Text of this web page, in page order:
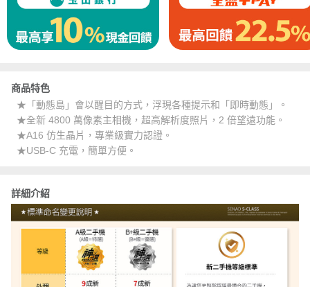
商品特色
★「動態島」會以醒目的方式，浮現各種提示和「即時動態」。
★全新 4800 萬像素主相機，超高解析度照片，2 倍望遠功能。
★A16 仿生晶片，專業級實力認證。
★USB-C 充電，簡單方便。
詳細介紹